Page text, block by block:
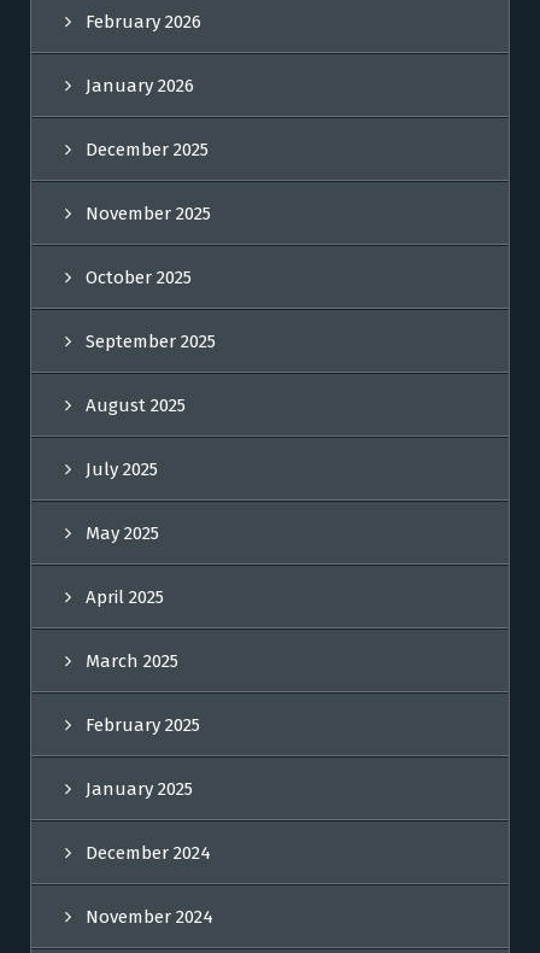
February 2026
January 2026
December 2025
November 2025
October 2025
September 2025
August 2025
July 2025
May 2025
April 2025
March 2025
February 2025
January 2025
December 2024
November 2024